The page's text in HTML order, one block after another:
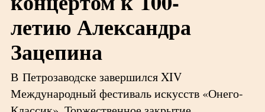
летию Александра
Зацепина
В Петрозаводске завершился XIV
Международный фестиваль искусств «Онего-